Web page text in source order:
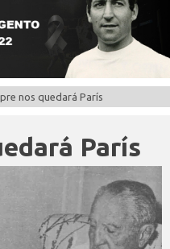
nos quedará París
París